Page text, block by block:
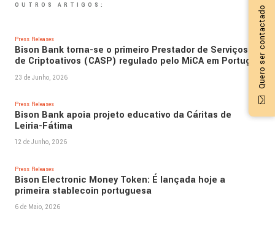
OUTROS ARTIGOS:
Press Releases
Bison Bank torna-se o primeiro Prestador de Serviços
de Criptoativos (CASP) regulado pelo MiCA em Portugal
23 de Junho, 2026
Press Releases
Bison Bank apoia projeto educativo da Cáritas de
Leiria-Fátima
12 de Junho, 2026
Press Releases
Bison Electronic Money Token: É lançada hoje a
primeira stablecoin portuguesa
6 de Maio, 2026
Quero ser contactado